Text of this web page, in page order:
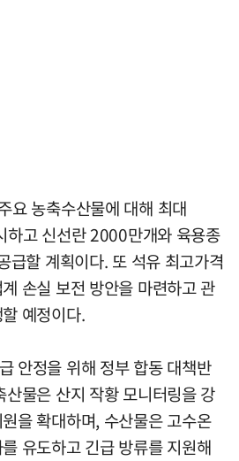
요 농축수산물에 대해 최대
고 신선란 2000만개와 육용종
급할 계획이다. 또 석유 최고가격
손실 보전 방안을 마련하고 관
예정이다.
안정을 위해 정부 합동 대책반
물은 산지 작황 모니터링을 강
을 확대하며, 수산물은 고수온
유도하고 긴급 방류를 지원해